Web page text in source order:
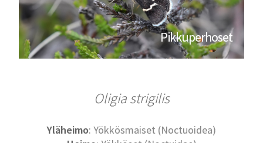
Pikkuperhoset
Oligia strigilis
Yläheimo: Yökkösmaiset (Noctuoidea)